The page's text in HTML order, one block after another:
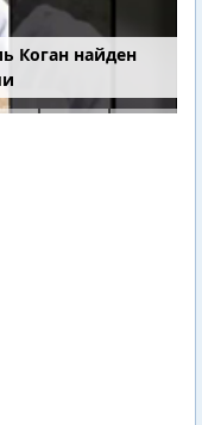
Коган найден